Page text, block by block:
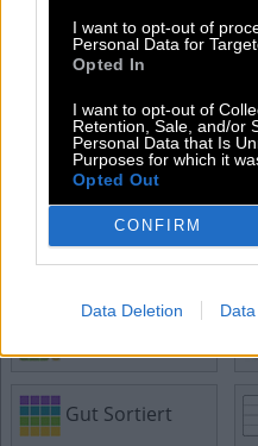
I want to opt-out of
Personal Data for
Opted In
I want to opt-out of
Retention, Sale, and/or
Personal Data that Is
Purposes for which it
Opted Out
CONFIRM
Data Deletion
Weitere
Kreuzworträtsel
Passwort
Sudoku
Gut Sortiert